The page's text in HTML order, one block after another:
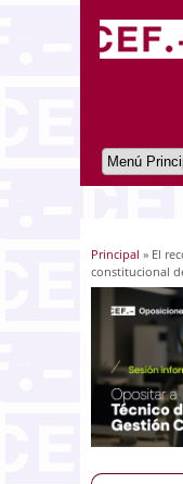
Usted
Principal » El
constitucional